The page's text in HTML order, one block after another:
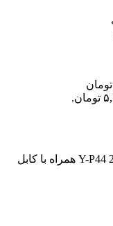
قیمت اصلی: ۵,۸۸۰,۰۰۰ تومان